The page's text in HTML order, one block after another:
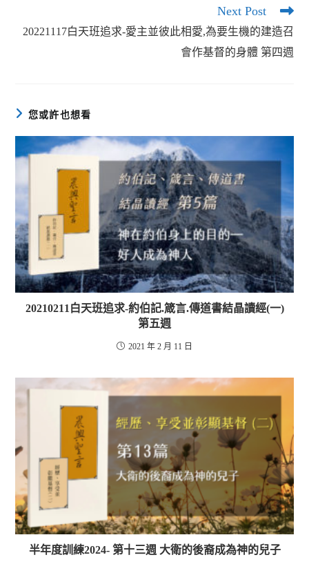
Next Post
20221117白天班追求-愛主並彼此相愛,為要生機的建造召
會作基督的身體 第四週
您或許也想看
20210211白天班追求-約伯記.箴言.傳道書結晶讀經(一)
第五週
2021 年 2 月 11 日
半年度訓練2024- 第十三週 大衛的後裔成為神的兒子